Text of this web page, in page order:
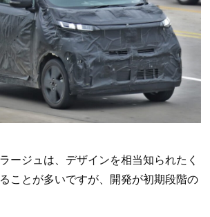
ージュは、デザインを相当知られたく
ことが多いですが、開発が初期段階の